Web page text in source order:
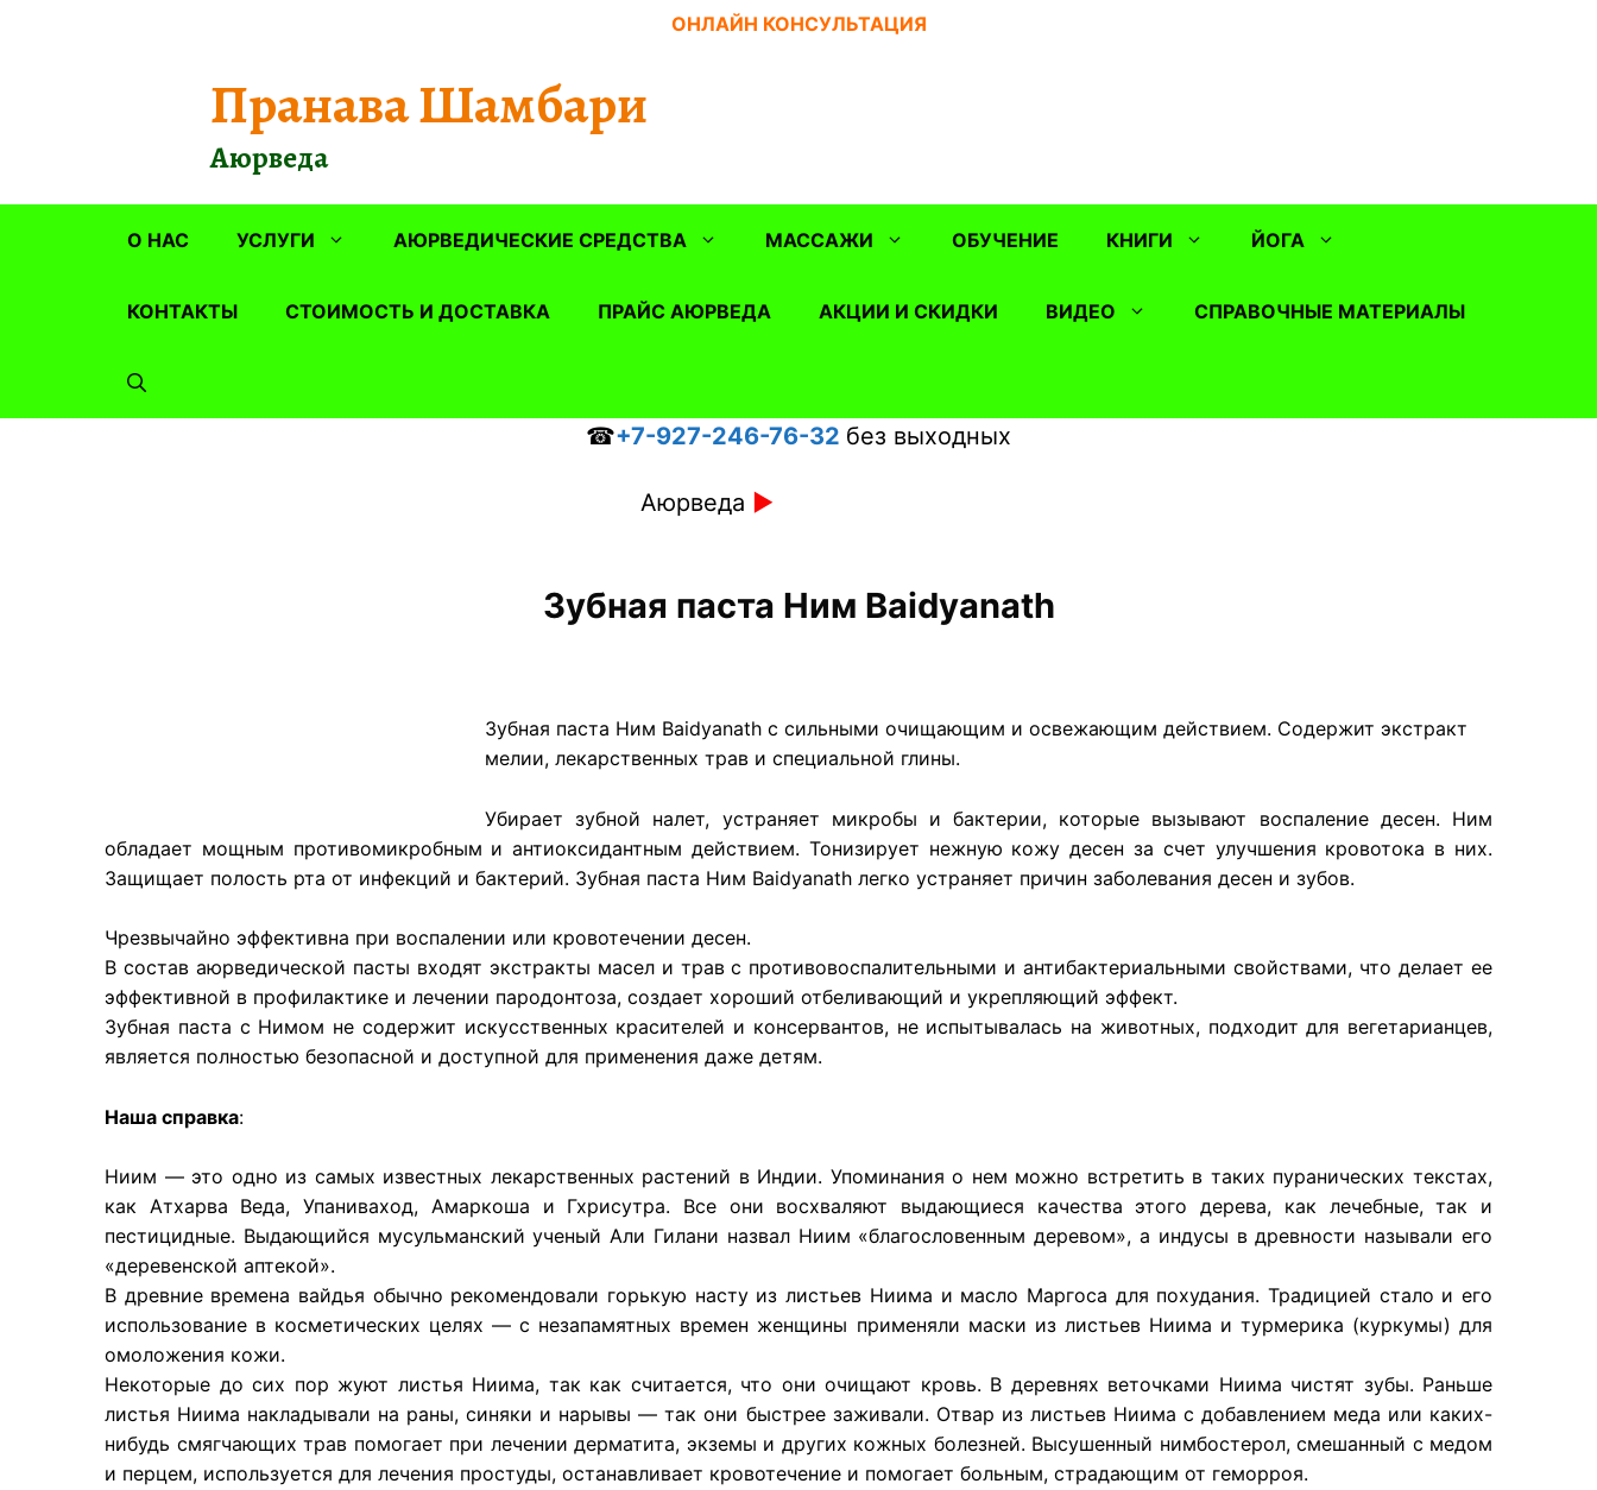
ОНЛАЙН КОНСУЛЬТАЦИЯ
Пранава Шамбари
Аюрведа
О НАС УСЛУГИ АЮРВЕДИЧЕСКИЕ СРЕДСТВА МАССАЖИ ОБУЧЕНИЕ КНИГИ ЙОГА
КОНТАКТЫ СТОИМОСТЬ И ДОСТАВКА ПРАЙС АЮРВЕДА АКЦИИ И СКИДКИ ВИДЕО СПРАВОЧНЫЕ МАТЕРИАЛЫ
☎+7-927-246-76-32 без выходных
Аюрведа ►
Зубная паста Ним Baidyanath
​Зубная паста Ним Baidyanath с сильными очищающим и освежающим действием. Содержит экстракт
мелии, лекарственных трав и специальной глины.
Убирает зубной налет, устраняет микробы и бактерии, которые вызывают воспаление десен. Ним
обладает мощным противомикробным и антиоксидантным действием. Тонизирует нежную кожу десен за счет улучшения кровотока в них.
Защищает полость рта от инфекций и бактерий. Зубная паста Ним Baidyanath легко устраняет причин заболевания десен и зубов.
Чрезвычайно эффективна при воспалении или кровотечении десен.
В состав аюрведической пасты входят экстракты масел и трав с противовоспалительными и антибактериальными свойствами, что делает ее
эффективной в профилактике и лечении пародонтоза, создает хороший отбеливающий и укрепляющий эффект.
Зубная паста с Нимом не содержит искусственных красителей и консервантов, не испытывалась на животных, подходит для вегетарианцев,
является полностью безопасной и доступной для применения даже детям.
Наша справка:
Ниим — это одно из самых известных лекарственных растений в Индии. Упоминания о нем можно встретить в таких пуранических текстах,
как Атхарва Веда, Упаниваход, Амаркоша и Гхрисутра. Все они восхваляют выдающиеся качества этого дерева, как лечебные, так и
пестицидные. Выдающийся мусульманский ученый Али Гилани назвал Ниим «благословенным деревом», а индусы в древности называли его
«деревенской аптекой».
В древние времена вайдья обычно рекомендовали горькую насту из листьев Ниима и масло Маргоса для похудания. Традицией стало и его
использование в косметических целях — с незапамятных времен женщины применяли маски из листьев Ниима и турмерика (куркумы) для
омоложения кожи.
Некоторые до сих пор жуют листья Ниима, так как считается, что они очищают кровь. В деревнях веточками Ниима чистят зубы. Раньше
листья Ниима накладывали на раны, синяки и нарывы — так они быстрее заживали. Отвар из листьев Ниима с добавлением меда или каких-
нибудь смягчающих трав помогает при лечении дерматита, экземы и других кожных болезней. Высушенный нимбостерол, смешанный с медом
и перцем, используется для лечения простуды, останавливает кровотечение и помогает больным, страдающим от геморроя.